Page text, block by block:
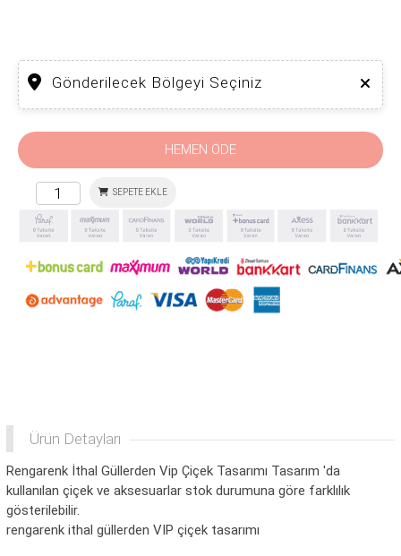
Gönderilecek Bölgeyi Seçiniz
HEMEN ÖDE
SEPETE EKLE
Ürün Detayları
Rengarenk İthal Güllerden Vip Çiçek Tasarımı Tasarım 'da
kullanılan çiçek ve aksesuarlar stok durumuna göre farklılık
gösterilebilir.
rengarenk ithal güllerden VIP çiçek tasarımı